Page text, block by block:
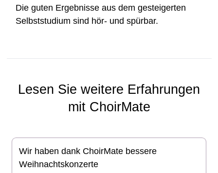
Die guten Ergebnisse aus dem gesteigerten
Selbststudium sind hör- und spürbar.
Lesen Sie weitere Erfahrungen
mit ChoirMate
Wir haben dank ChoirMate bessere
Weihnachtskonzerte